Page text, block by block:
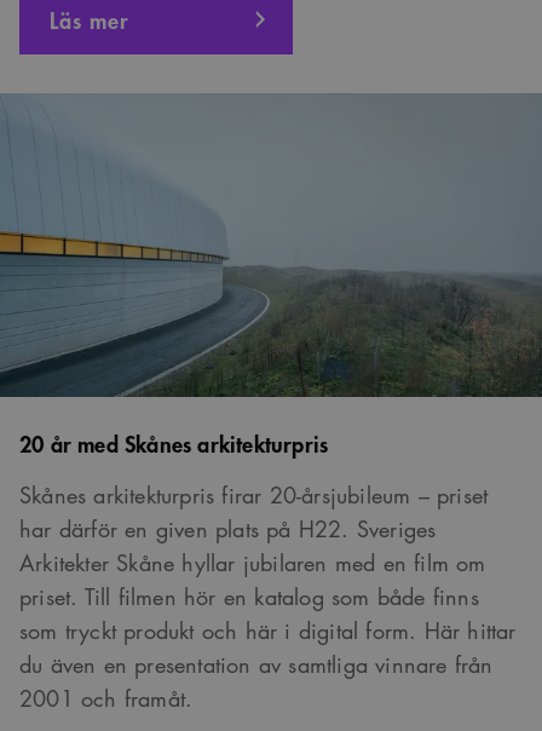
Läs mer
20 år med Skånes arkitekturpris
Skånes arkitekturpris firar 20-årsjubileum – priset
har därför en given plats på H22. Sveriges
Arkitekter Skåne hyllar jubilaren med en film om
priset. Till filmen hör en katalog som både finns
som tryckt produkt och här i digital form. Här hittar
du även en presentation av samtliga vinnare från
2001 och framåt.